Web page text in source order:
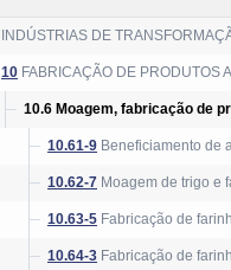
INDÚSTRIAS DE
10 FABRICAÇÃO DE PRODUTOS
10.6 Moagem, fabricação de
10.61-9 Beneficiamento de
10.62-7 Moagem de trigo e
10.63-5 Fabricação de
10.64-3 Fabricação de